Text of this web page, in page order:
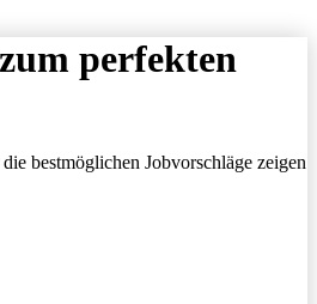
perfekten
bestmöglichen Jobvorschläge zeigen